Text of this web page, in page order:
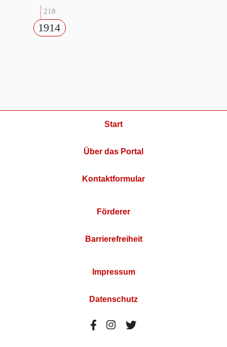
218
1914
Start
Über das Portal
Kontaktformular
Förderer
Barrierefreiheit
Impressum
Datenschutz